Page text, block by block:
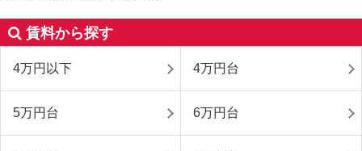
賃料から探す
4万円以下 4万円台
5万円台 6万円台